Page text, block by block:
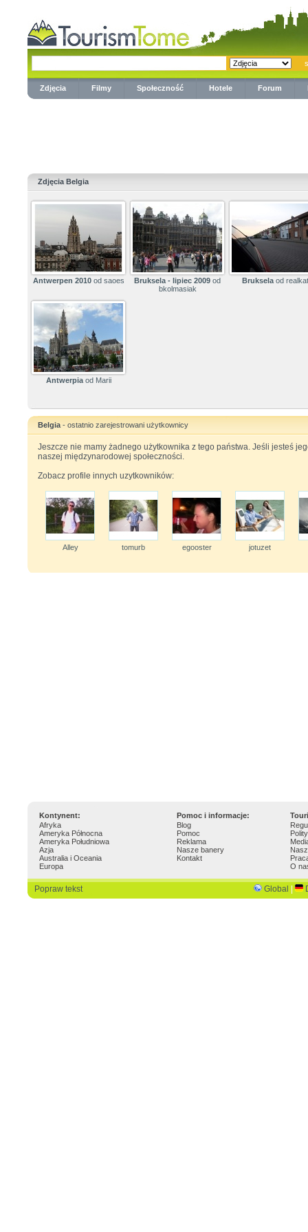
Zdjęcia Filmy Społeczność Hotele Forum
Zdjęcia Belgia
Antwerpen 2010od saoes Bruksela - lipiec 2009 od
bkolmasiak
Bruksela od
Antwerpiaod Marii
Belgia - ostatnio zarejestrowani użytkownicy
Jeszcze nie mamy żadnego użytkownika z tego państwa. Jeśli jesteś
naszej międzynarodowej społeczności.
Zobacz profile innych uzytkowników:
Alley tomurb egooster jotuzet
Kontynent: Pomoc i informacje:
Afryka
Ameryka Północna
Ameryka Południowa
Azja
Australia i Oceania
Europa
Blog
Pomoc
Reklama
Nasze banery
Kontakt
O
Popraw tekst Global